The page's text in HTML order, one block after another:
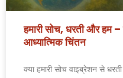
हमारी सोच, धरती और हम –
आध्यात्मिक चिंतन
क्या हमारी सोच वाइब्रेशन से